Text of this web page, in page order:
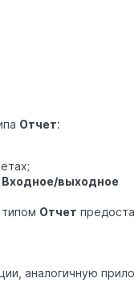
Отчет:
Входное/выходное
Отчет
аналогичную